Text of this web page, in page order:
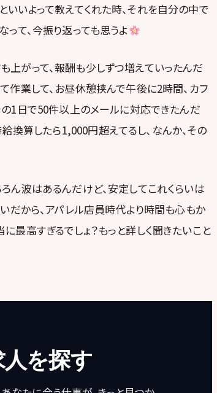
いよって教えてくれた時、それを自分の中で
って、今振り返っても思うよ
上がって、報酬も少しずつ増えていったんだ
作業して、お昼休憩挟んで午後に2時間、カフ
1日で50件以上のメールに対応できたんだ
換算したら1,000円超えてるし、なんか、その
ん波はあるんだけど、安定してこれくらいは
だから、アパレル店員時代より時間も心もか
最高すぎるでしょ？もっと詳しく聞きたいこと
を探す